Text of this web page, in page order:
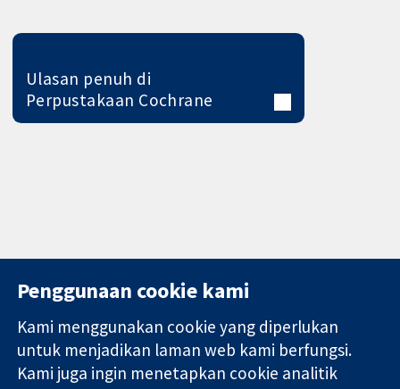
Ulasan penuh di
Perpustakaan Cochrane
Bukti yang
11-13 Cavendish
Square
London
Hubungi kita
Berita
Pejabat
Penggunaan cookie kami
Kami menggunakan cookie yang diperlukan
untuk menjadikan laman web kami berfungsi.
Kami juga ingin menetapkan cookie analitik